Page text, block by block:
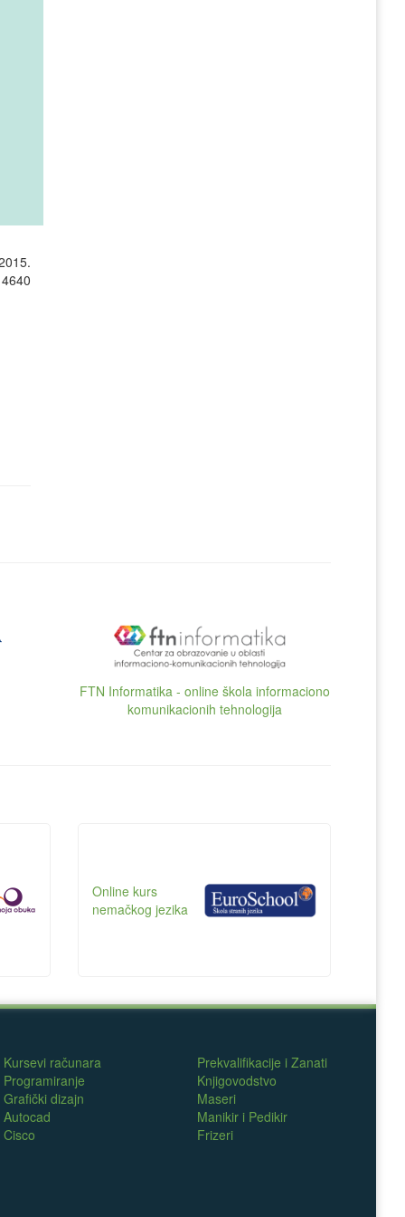
FTN Informatika - online škola informaciono
komunikacionih tehnologija
Online kurs
nemačkog jezika
Kursevi računara
Programiranje
Grafički dizajn
Autocad
Cisco
Prekvalifikacije i Zanati
Knjigovodstvo
Maseri
Manikir i Pedikir
Frizeri